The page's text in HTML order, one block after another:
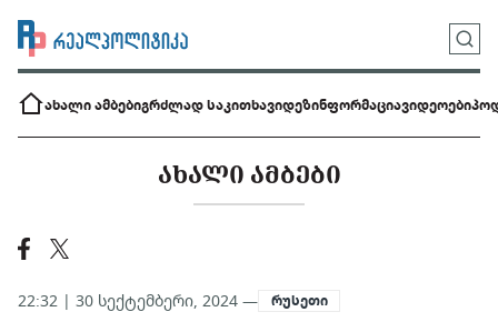
ახალი ამბებიგრძლად საკითხავიდეზინფორმაციავიდეოები
ᲐᲮᲐᲚᲘ ᲐᲛᲑᲔᲑᲘ
22:32 | 30 სექტემბერი, 2024 — რუსეთი